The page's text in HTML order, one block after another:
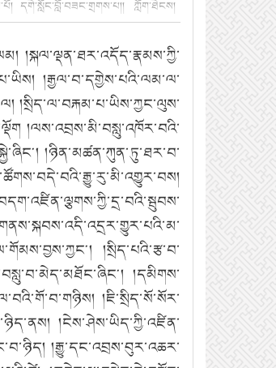
དགེ་སློང་བློ་བཟང་གྲགས་པ།། ཀློག་ཐེངས།
།སྐལ་ལྡན་ཐར་འདོད་རྣམས་ཀྱི་
།རྒྱལ་བ་དགྱེས་པའི་ལམ་ལ་
།སྲིད་ལ་བརྐམ་པ་ཡིས་ཀྱང་ལུས་
།ལས་འབྲས་མི་བསླུ་འཁོར་བའི་
།ཉིན་མཚན་ཀུན་ཏུ་ཐར་བ་
།སྲིད་པའི་རྩ་བ་
།དམིགས་
།ཇི་སྲིད་སོ་སོར་
།ངེས་ཤེས་ཡིད་ཀྱི་འཛིན་
།རྒྱུ་དང་འབྲས་བུར་འཆར་